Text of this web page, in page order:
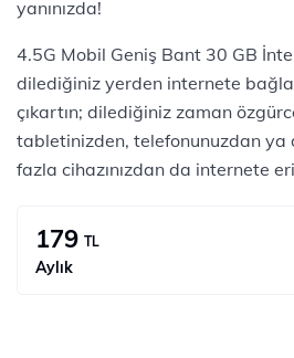
yanınızda!
4.5G Mobil Geniş Bant 30 GB
dilediğiniz yerden internete
çıkartın; dilediğiniz zaman
tabletinizden, telefonunuzdan ya
fazla cihazınızdan da internete
179 TL
Aylık